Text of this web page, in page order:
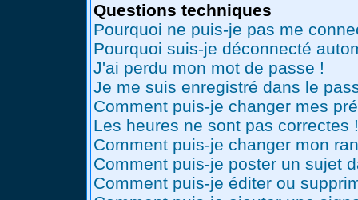
Questions techniques
Pourquoi ne puis-je pas me
Pourquoi suis-je déconnecté
J'ai perdu mon mot de passe !
Je me suis enregistré dans le
Comment puis-je changer mes
Les heures ne sont pas correctes !
Comment puis-je changer mon
Comment puis-je poster un sujet
Comment puis-je éditer ou